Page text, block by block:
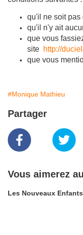
qu'il ne soit pas
qu'il n'y ait
que vous
site http://
que vous
#Monique Mathieu
Partager
Vous aimerez
Les Nouveaux